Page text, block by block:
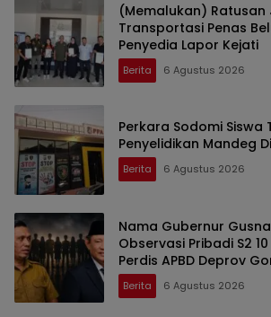
(Memalukan) Ratusan
Transportasi Penas
Penyedia Lapor Kejati
Berita 6 Agustus 2026
Perkara Sodomi Siswa
Penyelidikan Mandeg
Berita 6 Agustus 2026
Nama Gubernur
Observasi Pribadi S2
Perdis APBD Deprov
Berita 6 Agustus 2026